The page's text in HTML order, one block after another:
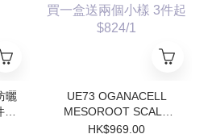
UE73 OGANACELL
MESOROOT SCALP
AMPOULE 6ml*6EA 奧
HK$969.00